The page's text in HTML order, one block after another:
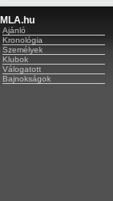
MLA.hu
Ajánló
Kronológia
Személyek
Klubok
Válogatott
Bajnokságok